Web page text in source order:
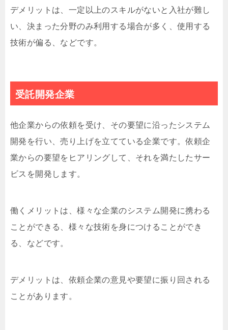
デメリットは、一定以上のスキルがないと入社が難し
い、決まった分野のみ利用する場合が多く、使用する
技術が偏る、などです。
受託開発企業
他企業からの依頼を受け、その要望に沿ったシステム
開発を行い、売り上げを立てている企業です。依頼企
業からの要望をヒアリングして、それを満たしたサー
ビスを開発します。
働くメリットは、様々な企業のシステム開発に携わる
ことができる、様々な技術を身につけることができ
る、などです。
デメリットは、依頼企業の意見や要望に振り回される
ことがあります。